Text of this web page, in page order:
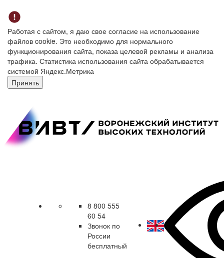
Работая с сайтом, я даю свое согласие на использование
файлов cookie. Это необходимо для нормального
функционирования сайта, показа целевой рекламы и анализа
трафика. Статистика использования сайта обрабатывается
системой Яндекс.Метрика
Принять
8 800 555
60 54
Звонок по
России
бесплатный